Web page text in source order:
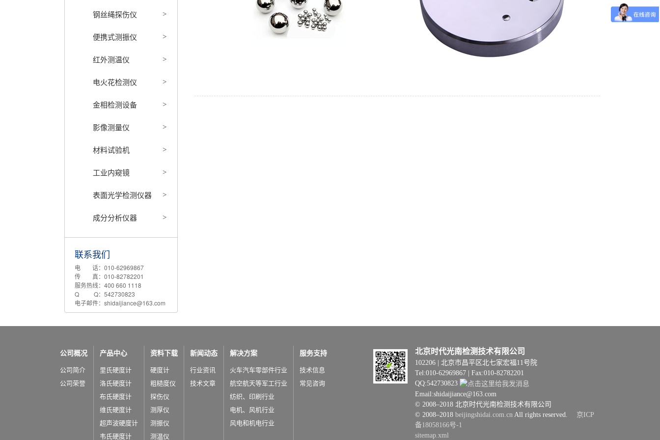
钢丝绳探伤仪 >
便携式测振仪 >
红外测温仪 >
电火花检测仪 >
金相检测设备 >
影像测量仪 >
材料试验机 >
工业内窥镜 >
表面光学检测仪器 >
成分分析仪器 >
联系我们
电 话：010-62969867
传 真：010-82782201
服务热线：400 660 1118
Q Q：542730823
电子邮件：shidaijiance@163.com
公司概况
公司简介
公司荣誉
产品中心
里氏硬度计
洛氏硬度计
布氏硬度计
维氏硬度计
超声波硬度计
韦氏硬度计
资料下载
硬度计
粗糙度仪
探伤仪
测厚仪
测振仪
测温仪
新闻动态
行业资讯
技术文章
解决方案
火车汽车零部件行业
航空航天等军工行业
纺织、印刷行业
电机、风机行业
风电和机电行业
服务支持
技术信息
常见咨询
北京时代光南检测技术有限公司
102206 | 北京市昌平区北七家宏福11号院
Tel:010-62969867 | Fax:010-82782201
QQ:542730823
Email:shidaijiance@163.com
© 2008–2018 北京时代光南检测技术有限公司
© 2008–2018 beijingshidai.com.cn All rights reserved. 京ICP
备18058166号-1
sitemap.xml